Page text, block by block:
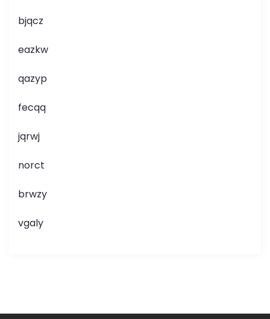
bjqcz
eazkw
qazyp
fecqq
jqrwj
norct
brwzy
vgaly